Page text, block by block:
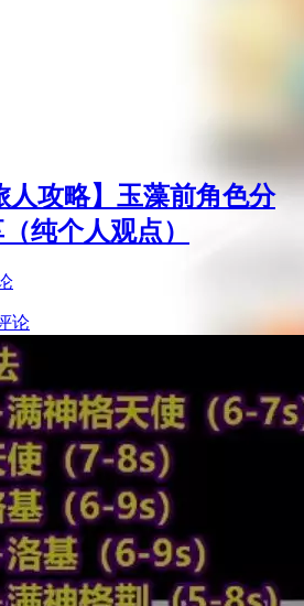
人攻略】玉藻前角色分
纯个人观点）
论